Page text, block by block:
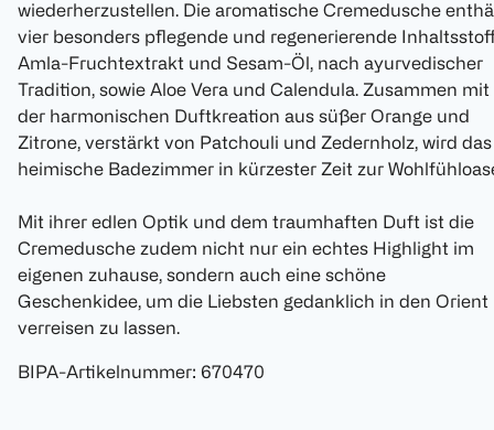
wiederherzustellen. Die aromatische Cremedusche
vier besonders pflegende und regenerierende
Amla-Fruchtextrakt und Sesam-Öl, nach ayurvedischer
Tradition, sowie Aloe Vera und Calendula. Zusammen mit
der harmonischen Duftkreation aus süßer Orange und
Zitrone, verstärkt von Patchouli und Zedernholz, wird das
heimische Badezimmer in kürzester Zeit zur
Mit ihrer edlen Optik und dem traumhaften Duft ist die
Cremedusche zudem nicht nur ein echtes Highlight im
eigenen zuhause, sondern auch eine schöne
Geschenkidee, um die Liebsten gedanklich in den Orient
verreisen zu lassen.
BIPA-Artikelnummer: 670470